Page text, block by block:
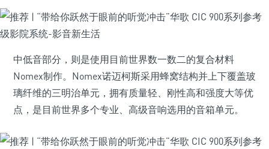
中低音部分，则是使用目前世界数一数二的复合材料
Nomex制作。Nomex诺迈柯斯采用蜂窝结构并上下覆盖玻
璃纤维的三明治单元，拥有质量轻、刚性高和强度大等优
点，是目前世界多个专业、高级音响选用的音箱单元。